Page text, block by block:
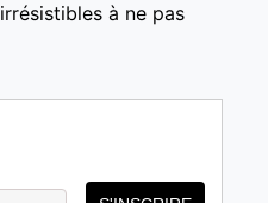
à ne pas